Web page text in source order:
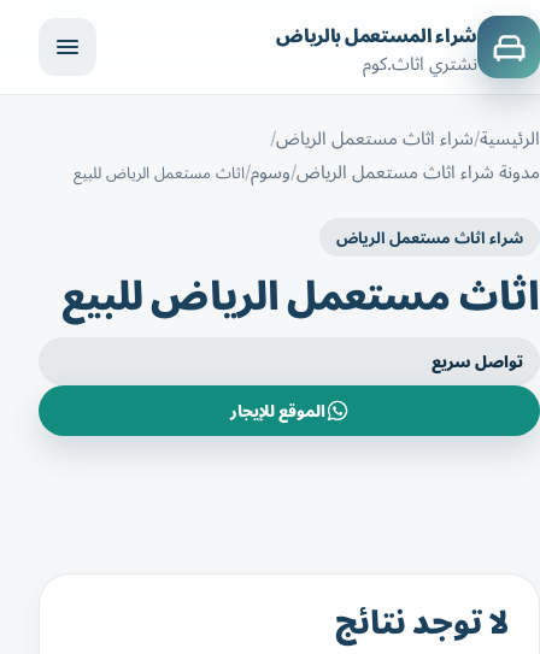
شراء المستعمل بالرياض
نشتري اثاث.كوم
الرئيسية شراء اثاث مستعمل الرياض
مدونة شراء اثاث مستعمل الرياض وسوم اثاث مستعمل الرياض للبيع
شراء اثاث مستعمل الرياض
اثاث مستعمل الرياض للبيع
تواصل سريع
الموقع للإيجار
لا توجد نتائج